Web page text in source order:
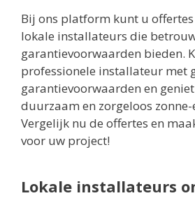
Bij ons platform kunt u
lokale installateurs die
garantievoorwaarden bieden.
professionele installateur met
garantievoorwaarden en geniet
duurzaam en zorgeloos
Vergelijk nu de offertes en
voor uw project!
Lokale installateurs